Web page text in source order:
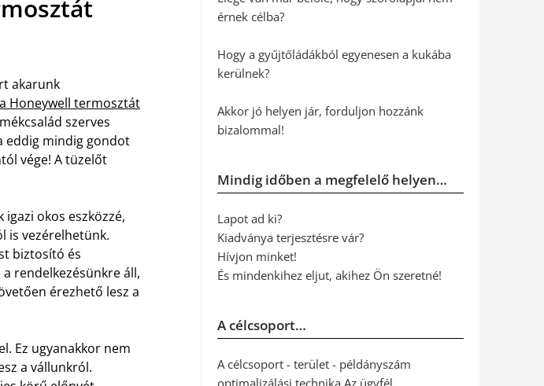
akarunk
Honeywell termosztát
szerves
eddig mindig gondot
vége! A tüzelőt
okos eszközzé,
is vezérelhetünk.
biztosító és
rendelkezésünkre áll,
érezhető lesz a
Ez ugyanakkor nem
a vállunkról.
érnek célba?
Hogy a gyűjtőládákból egyenesen a kukába
kerülnek?
Akkor jó helyen jár, forduljon hozzánk
bizalommal!
Mindig időben a megfelelő helyen…
Lapot ad ki?
Kiadványa terjesztésre vár?
Hívjon minket!
És mindenkihez eljut, akihez Ön szeretné!
A célcsoport…
A célcsoport - terület - példányszám
optimalizálási technika Az ügyfél